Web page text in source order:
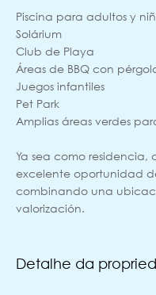
Piscina para adultos y
Solárium
Club de Playa
Áreas de BBQ con
Juegos infantiles
Pet Park
Amplias áreas verdes
Ya sea como residencia,
excelente oportunidad
combinando una
valorización.
Detalhe da